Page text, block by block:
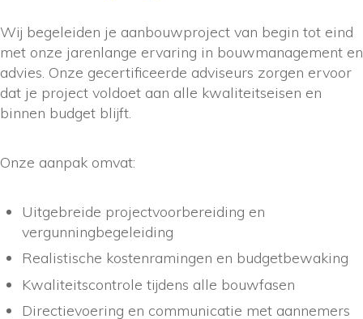
Wij begeleiden je aanbouwproject van begin tot eind
met onze jarenlange ervaring in bouwmanagement en
advies. Onze gecertificeerde adviseurs zorgen ervoor
dat je project voldoet aan alle kwaliteitseisen en
binnen budget blijft.
Onze aanpak omvat:
Uitgebreide projectvoorbereiding en
vergunningbegeleiding
Realistische kostenramingen en budgetbewaking
Kwaliteitscontrole tijdens alle bouwfasen
Directievoering en communicatie met aannemers